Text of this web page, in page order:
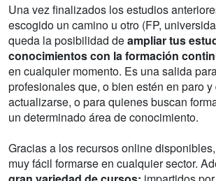
Una vez finalizados los estudios
escogido un camino u otro (FP,
queda la posibilidad deampliar tus
conocimientos con la formación
en cualquier momento. Es una salida
profesionales que, o bien estén en paro y
actualizarse, o para quienes buscan
un determinado área de conocimiento.
Gracias a los recursos online
muy fácil formarse en cualquier sector.